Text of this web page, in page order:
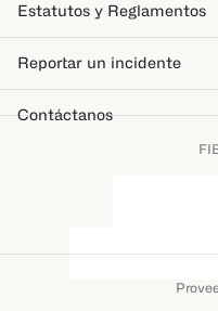
Estatutos y Reglamentos
Reportar un incidente
Contáctanos